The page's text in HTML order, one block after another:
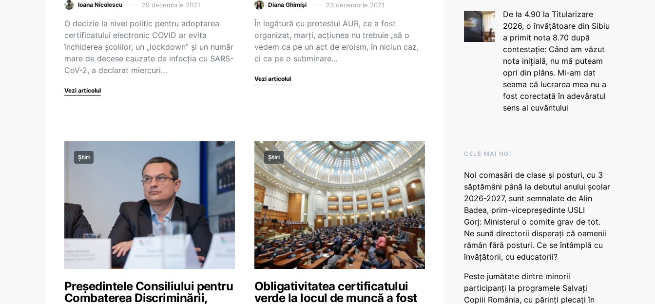
Ioana Nicolescu 29 decembrie 2021
O decizie la nivel politic pentru adoptarea
certificatului electronic COVID ar evita
închiderea școlilor, un „lockdown” şi un număr
mare de decese cauzate de infecţia cu SARS-
CoV-2, a declarat miercuri…
Vezi articolul
Diana Ghimiși 23 decembrie 2021
În legătură cu protestul AUR, ce a fost
organizat, marți, acțiunea nu trebuie „să o
vedem ca pe un act de eroism, în niciun caz,
ci ca pe o subminare…
Vezi articolul
Știri
Președintele Consiliului pentru
Combaterea Discriminării,
Știri
Obligativitatea certificatului
verde la locul de muncă a fost
De la 4.90 la Titularizare
2026, o învățătoare din Sibiu
a primit nota 8.70 după
contestație: Când am văzut
nota inițială, nu mă puteam
opri din plâns. Mi-am dat
seama că lucrarea mea nu a
fost corectată în adevăratul
sens al cuvântului
CELE MAI NOI
Noi comasări de clase și posturi, cu 3
săptămâni până la debutul anului școlar
2026-2027, sunt semnalate de Alin
Badea, prim-vicepreședinte USLI
Gorj: Ministerul o comite grav de tot.
Ne sună directorii disperați că oamenii
rămân fără posturi. Ce se întâmplă cu
învățătorii, cu educatorii?
Peste jumătate dintre minorii
participanți la programele Salvați
Copiii România, cu părinți plecați în